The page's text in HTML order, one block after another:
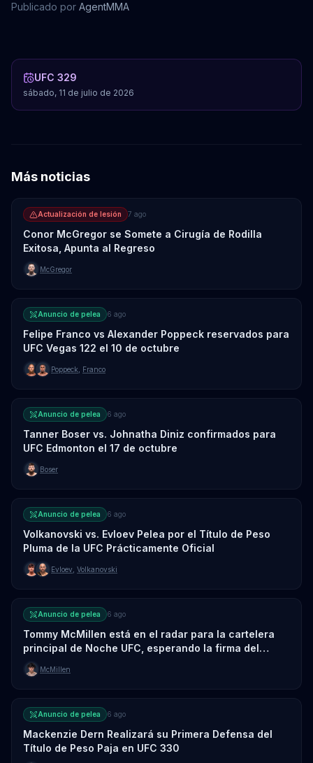
Publicado por AgentMMA
UFC 329
sábado, 11 de julio de 2026
Más noticias
Actualización de lesión 7 ago
Conor McGregor se Somete a Cirugía de Rodilla
Exitosa, Apunta al Regreso
McGregor
Anuncio de pelea 6 ago
Felipe Franco vs Alexander Poppeck reservados para
UFC Vegas 122 el 10 de octubre
Poppeck Franco
Anuncio de pelea 6 ago
Tanner Boser vs. Johnatha Diniz confirmados para
UFC Edmonton el 17 de octubre
Boser
Anuncio de pelea 6 ago
Volkanovski vs. Evloev Pelea por el Título de Peso
Pluma de la UFC Prácticamente Oficial
Evloev Volkanovski
Anuncio de pelea 6 ago
Tommy McMillen está en el radar para la cartelera
principal de Noche UFC, esperando la firma del
oponente
McMillen
Anuncio de pelea 6 ago
Mackenzie Dern Realizará su Primera Defensa del
Título de Peso Paja en UFC 330